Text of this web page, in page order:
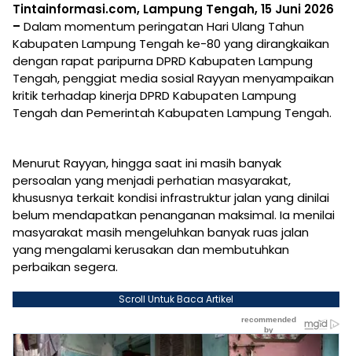
Tintainformasi.com, Lampung Tengah, 15 Juni 2026
– Dalam momentum peringatan Hari Ulang Tahun
Kabupaten Lampung Tengah ke-80 yang dirangkaikan
dengan rapat paripurna DPRD Kabupaten Lampung
Tengah, penggiat media sosial Rayyan menyampaikan
kritik terhadap kinerja DPRD Kabupaten Lampung
Tengah dan Pemerintah Kabupaten Lampung Tengah.
Menurut Rayyan, hingga saat ini masih banyak
persoalan yang menjadi perhatian masyarakat,
khususnya terkait kondisi infrastruktur jalan yang dinilai
belum mendapatkan penanganan maksimal. Ia menilai
masyarakat masih mengeluhkan banyak ruas jalan
yang mengalami kerusakan dan membutuhkan
perbaikan segera.
Scroll Untuk Baca Artikel